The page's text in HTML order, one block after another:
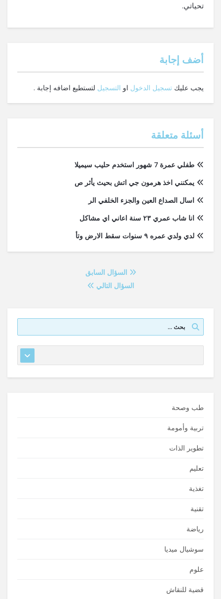
تحياتي.
‫أضف إجابة
يجب عليك تسجيل الدخول او التسجيل لتستطيع اضافه إجابة .
أسئلة متعلقة
طفلي عمرة 7 شهور استخدم حليب سيميلا
يمكنني اخذ هرمون جي اتش بحيث يأثر ص
اسال الصداع العين والجزء الخلفي الر
انا شاب عمري ٢٣ سنة اعاني اي مشاكل
لدي ولدي عمره ٩ سنوات سقط الارض وتأ
السؤال السابق
السؤال التالي
طب وصحة
تربية وأمومة
تطوير الذات
تعليم
تغذية
تقنية
رياضة
سوشيال ميديا
علوم
قضية للنقاش